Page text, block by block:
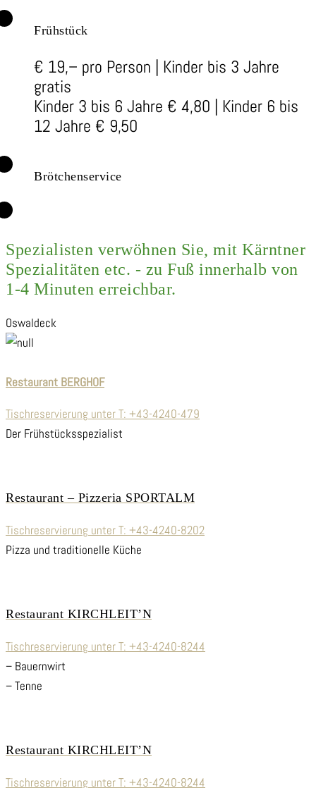
Frühstück
€ 19,– pro Person | Kinder bis 3 Jahre
gratis
Kinder 3 bis 6 Jahre € 4,80 | Kinder 6 bis
12 Jahre € 9,50
Brötchenservice
Spezialisten verwöhnen Sie, mit Kärntner
Spezialitäten etc. - zu Fuß innerhalb von
1-4 Minuten erreichbar.
Restaurant BERGHOF
Tischreservierung unter T: +43-4240-479
Der Frühstücksspezialist
Restaurant – Pizzeria SPORTALM
Tischreservierung unter T: +43-4240-8202
Pizza und traditionelle Küche
Restaurant KIRCHLEIT’N
Tischreservierung unter T: +43-4240-8244
– Bauernwirt
– Tenne
Restaurant KIRCHLEIT’N
Tischreservierung unter T: +43-4240-8244